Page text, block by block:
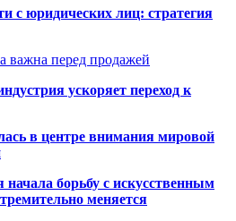
с юридических лиц: стратегия
важна перед продажей
ускоряет переход к
в центре внимания мировой
борьбу с искусственным
меняется